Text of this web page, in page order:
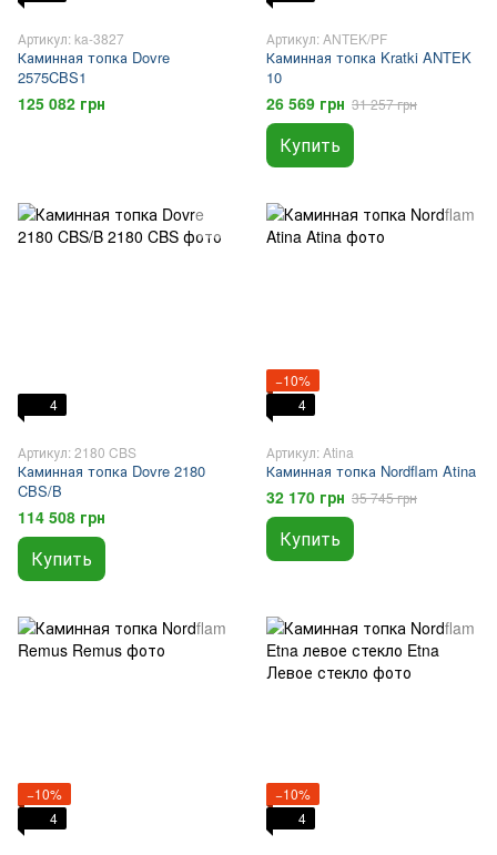
Артикул: ka-3827
Каминная топка Dovre
2575CBS1
125 082 грн
Артикул: ANTEK/PF
Каминная топка Kratki ANTEK
10
26 569 грн 31 257 грн
Купить
4
Артикул: 2180 CBS
Каминная топка Dovre 2180
CBS/B
114 508 грн
Купить
−10%
4
Артикул: Atina
Каминная топка Nordflam Atina
32 170 грн 35 745 грн
Купить
−10%
4
−10%
4